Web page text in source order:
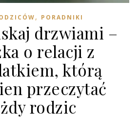
, PORADNIKI
drzwiami –
o relacji z
którą
przeczytać
rodzic